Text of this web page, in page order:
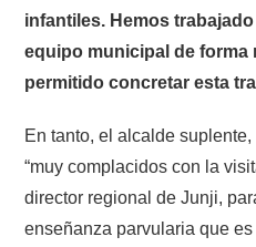
infantiles. Hemos
equipo municipal de forma
permitido concretar esta
En tanto, el alcalde
“muy complacidos con la
director regional de Junji,
enseñanza parvularia que